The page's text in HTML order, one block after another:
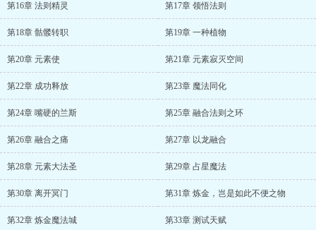
第16章 法则精灵 第17章 领悟法则
第18章 骷髅转职 第19章 一种植物
第20章 元素使 第21章 元素寂灭空间
第22章 成功释放 第23章 魔法同化
第24章 嘴硬的兰斯 第25章 融合法则之环
第26章 融合之痛 第27章 以龙融合
第28章 元素大法圣 第29章 占星魔法
第30章 离开冥门 第31章 炼金，岂是如此不便之物
第32章 炼金魔法城 第33章 测试天赋